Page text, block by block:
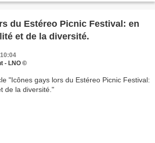
du Estéreo Picnic Festival: en
et de la diversité.
- LNO ©